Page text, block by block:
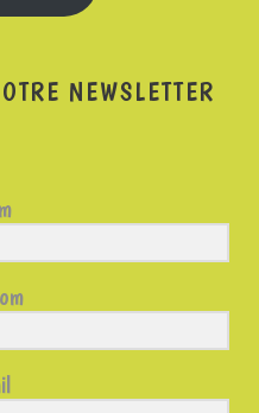
NEWSLETTER